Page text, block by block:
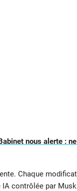
nous alerte :
Chaque
IA contrôlée par